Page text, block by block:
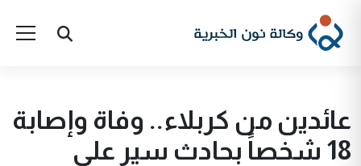
عائدين من كربلاء.. وفاة وإصابة
18 شخصاً بحادث سير على